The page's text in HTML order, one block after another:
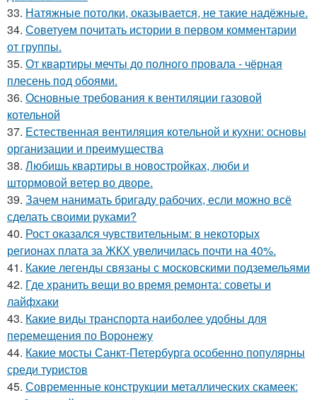
33. Натяжные потолки, оказывается, не такие надёжные.
34. Советуем почитать истории в первом комментарии
от группы.
35. От квартиры мечты до полного провала - чёрная
плесень под обоями.
36. Основные требования к вентиляции газовой
котельной
37. Естественная вентиляция котельной и кухни: основы
организации и преимущества
38. Любишь квартиры в новостройках, люби и
штормовой ветер во дворе.
39. Зачем нанимать бригаду рабочих, если можно всё
сделать своими руками?
40. Рост оказался чувствительным: в некоторых
регионах плата за ЖКХ увеличилась почти на 40%.
41. Какие легенды связаны с московскими подземельями
42. Где хранить вещи во время ремонта: советы и
лайфхаки
43. Какие виды транспорта наиболее удобны для
перемещения по Воронежу
44. Какие мосты Санкт-Петербурга особенно популярны
среди туристов
45. Современные конструкции металлических скамеек: